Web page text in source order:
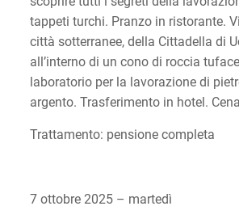
tappeti turchi. Pranzo in ristorante.
città sotterranee, della Cittadella di
all’interno di un cono di roccia
laboratorio per la lavorazione di
argento. Trasferimento in hotel.
Trattamento: pensione completa
7 ottobre 2025 – martedì